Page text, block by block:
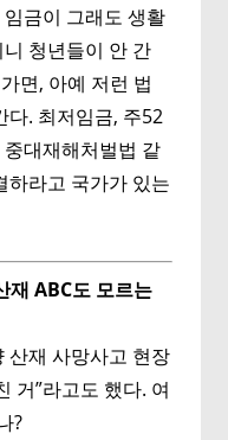
금이 그래도 생활
청년들이 안 간
면, 아예 저런 법
다. 최저임금, 주52
대재해처벌법 같
하라고 국가가 있는
재 ABC도 모르는
산재 사망사고 현장
거”라고도 했다. 여
?